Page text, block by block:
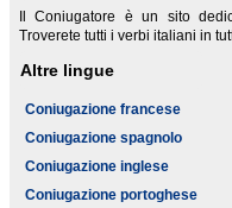
Il Coniugatore è un sito
Troverete tutti i verbi italiani in
Altre lingue
Coniugazione francese
Coniugazione spagnolo
Coniugazione inglese
Coniugazione portoghese